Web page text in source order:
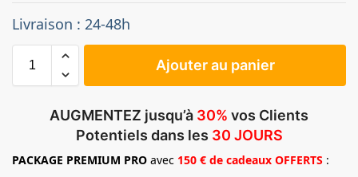
Livraison : 24-48h
Ajouter au panier
AUGMENTEZ jusqu’à 30% vos Clients
Potentiels dans les 30 JOURS
PACKAGE PREMIUM PRO avec 150 € de cadeaux OFFERTS :